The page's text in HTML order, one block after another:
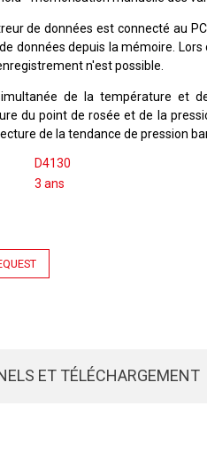
de données est connecté au
données depuis la mémoire. Lors
n'est possible.
de la température et
du point de rosée et de la
de la tendance de pression
D4130
3 ans
ET TÉLÉCHARGEMENT